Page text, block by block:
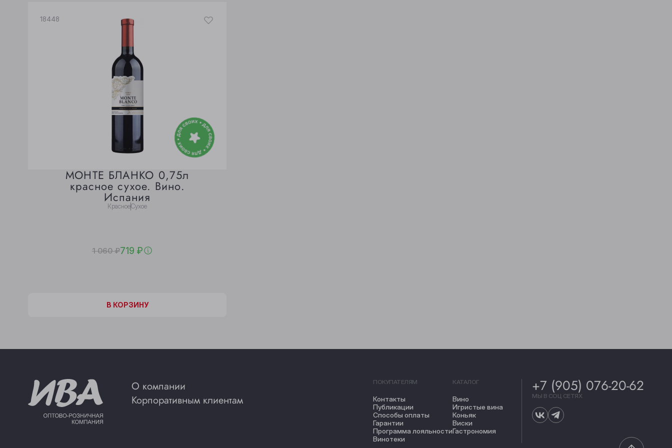
18448
МОНТЕ БЛАНКО 0,75л
красное сухое. Вино.
Испания
КрасноеСухое
1 060 ₽719 ₽
В КОРЗИНУ
В КОРЗИНЕ
О компании
Корпоративным клиентам
ПОКУПАТЕЛЯМ
Контакты
Публикации
Способы оплаты
Гарантии
Программа лояльности
Винотеки
КАТАЛОГ
Вино
Игристые вина
Коньяк
Виски
Гастрономия
+7 (905) 076-20-62
МЫ В СОЦ СЕТЯХ